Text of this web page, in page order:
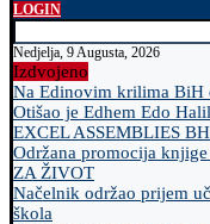
LOGIN
Nedjelja, 9 Augusta, 2026
Izdvojeno
Na Edinovim krilima BiH
Otišao je Edhem Edo
EXCEL ASSEMBLIES
Održana promocija
ZA ŽIVOT
Načelnik održao prijem
škola